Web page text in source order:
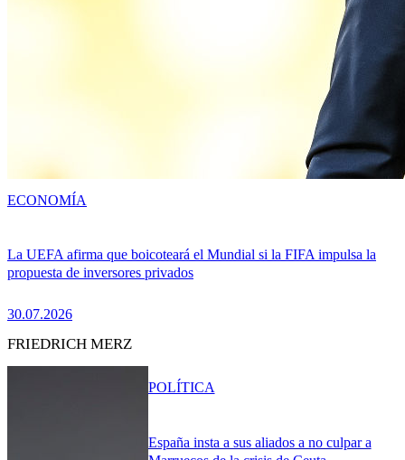
La UEFA afirma que boicoteará el Mundial si la FIFA impulsa la
propuesta de inversores privados
30.07.2026
ECONOMÍA
FRIEDRICH MERZ
España insta a sus aliados a no culpar a
POLÍTICA